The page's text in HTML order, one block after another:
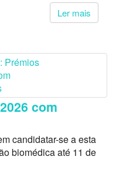
Ler mais
com
candidatar-se a esta
biomédica até 11 de